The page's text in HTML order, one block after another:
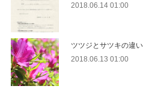
2018.06.14 01:00
ツツジとサツキの違い
2018.06.13 01:00